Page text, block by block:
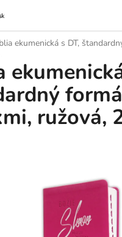
ekumenická s DT,
ružová,